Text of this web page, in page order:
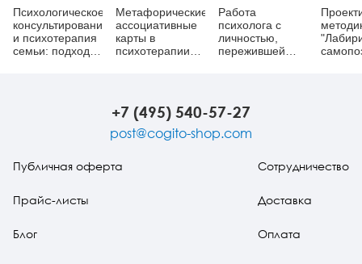
Психологическое
консультирование
и психотерапия
семьи: подходы,
Метафорические
ассоциативные
карты в
психотерапии
техники, схемы
Работа
психолога с
личностью,
пережившей
+7 (495) 540-57-27
post@cogito-shop.com
Публичная оферта
Прайс-листы
Блог
Сотрудничество
Доставка
Оплата